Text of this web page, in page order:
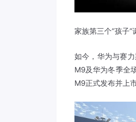
家族第三个“孩子”
如今，华为与赛
M9及华为冬季全
M9正式发布并上市